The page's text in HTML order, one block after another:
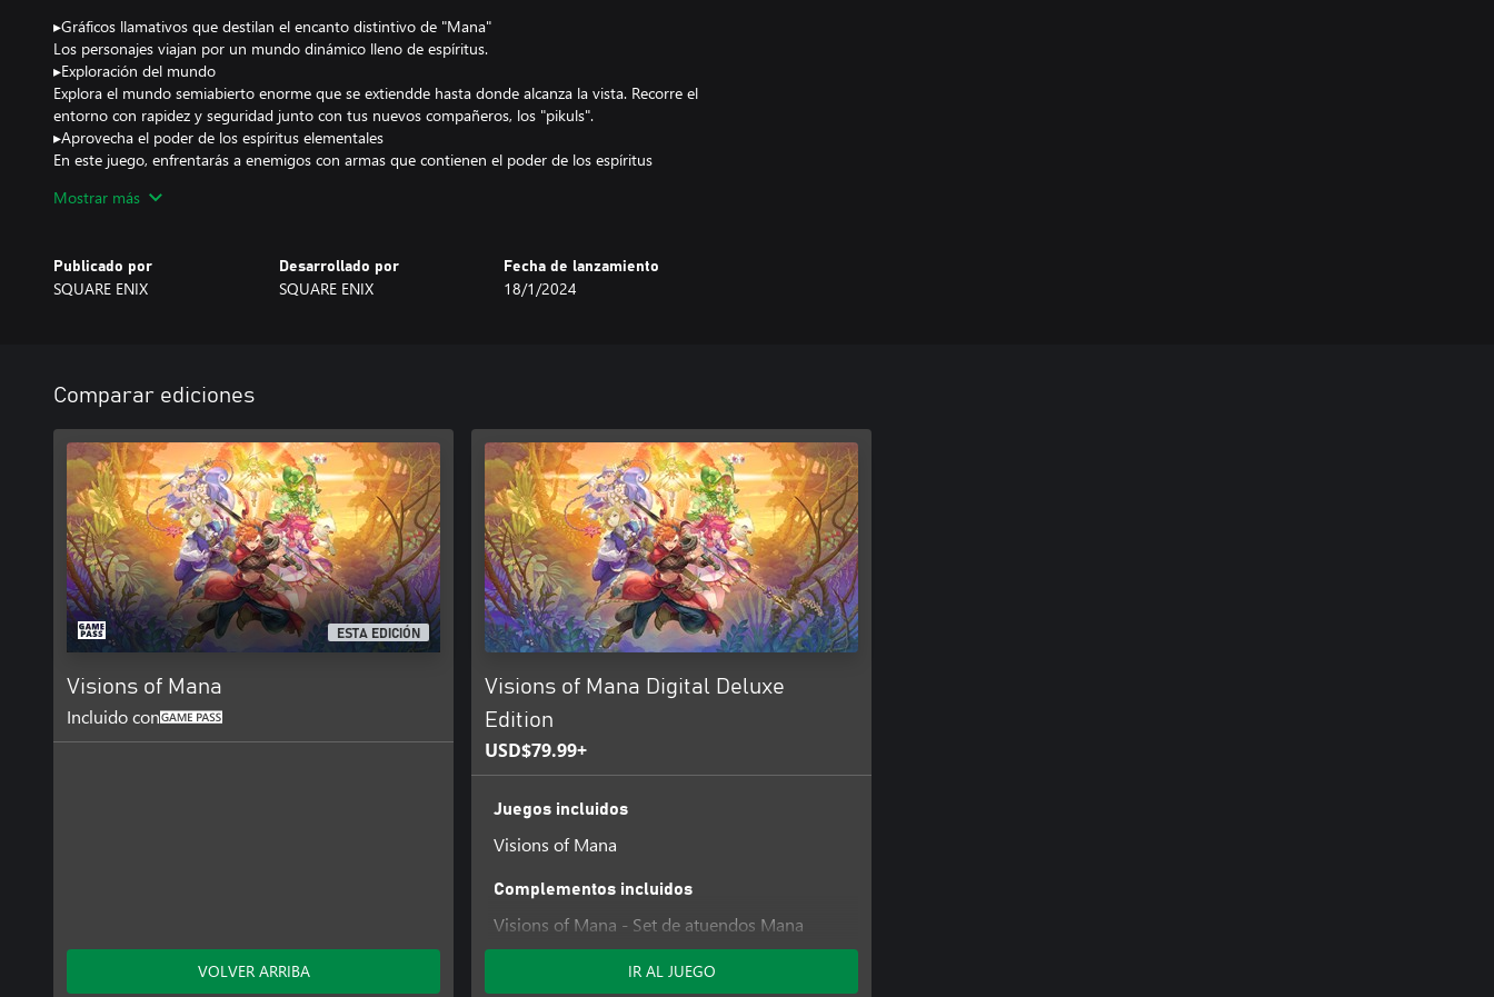
▸Gráficos llamativos que destilan el encanto distintivo de "Mana"
Los personajes viajan por un mundo dinámico lleno de espíritus.
▸Exploración del mundo
Explora el mundo semiabierto enorme que se extiendde hasta donde alcanza la vista. Recorre el
entorno con rapidez y seguridad junto con tus nuevos compañeros, los "pikuls".
▸Aprovecha el poder de los espíritus elementales
En este juego, enfrentarás a enemigos con armas que contienen el poder de los espíritus
estilo de juego y disfruta de un combate que evolucionó tridimensional y estratégicamente.
incontables temas de toda la saga. La música en las áreas de campo es interactiva y se intensifica
con el ritmo de la aventura.
Mostrar más
Publicado por
SQUARE ENIX
Desarrollado por
SQUARE ENIX
Fecha de lanzamiento
18/1/2024
Comparar ediciones
ESTA EDICIÓN
Visions of Mana
Incluido con
VOLVER ARRIBA
Visions of Mana Digital Deluxe
Edition
USD$79.99+
Juegos incluidos
Visions of Mana
Complementos incluidos
Visions of Mana - Set de atuendos Mana
Superstars
Visions of Mana - Lote de música de fondo
IR AL JUEGO